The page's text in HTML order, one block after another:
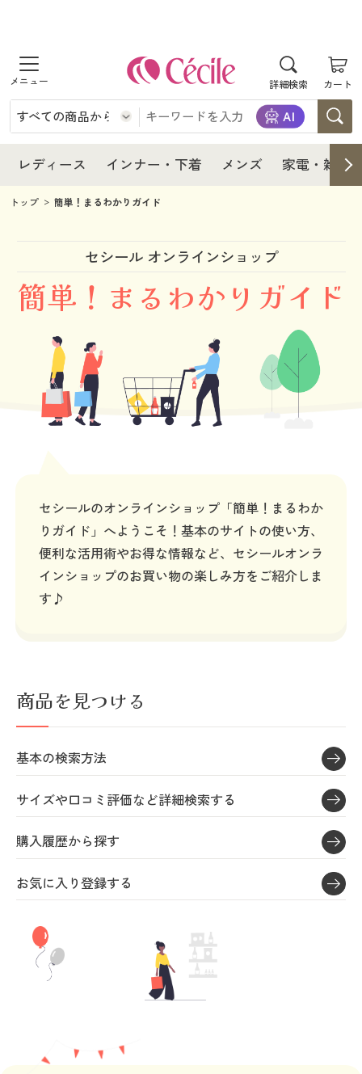
詳細検索 カート
商品を探す
レディース
レディースファッション
インナー・下着
インナー・下着通販すべて
メンズ下着
ジュニア・ティーンズ下着
メンズ
メンズファッション
メンズ下着
家電・雑貨すべて
キッチン・雑貨・日用品
寝具・インテリア・家具
寝具・インテリア・家具通販すべて
家具・収納
寝具・ベッド
美容・健康
美容・健康通販すべて
美容・健康・サプリメント
制服・スクール
制服・スクールすべて
ジュニア・ティーンズ下着
大きいサイズ
大きいサイズ レディース服
大きいサイズ レディース下着
大きいサイズ メンズ
バーゲンセール
シークレットセール
詳細検索
商品カテゴリ一覧
カタログ
カタログ無料プレゼント
会員メニュー
マイページ
閲覧履歴
お気に入り
サポート
ご利用ガイド
レディース インナー・下着 メンズ 家電・雑貨
レディース
レディース通販すべて
レディースファッション
インナー・下着
インナー・下着通販すべて
ジュニア・ティーンズ下着
メンズ
メンズ下着
家電
寝具・インテリア・家具通販すべて
寝具・ベッド
カーテン・ラグ・ファブリック
美容・健康
美容・健康・サプリメント
制服・スクールすべて
制服・学生服
大きいサイズ
大きいサイズ通販すべて
大きいサイズ レディース下着
大きいサイズ メンズ
大きいサイズ 事務・制服
バーゲン
シークレットセール
商品カテゴリ一覧
カタログ
カタログ・チラシからのご注文
会員メニュー
マイページ
閲覧履歴
お気に入り
サポート
よくある質問とお問い合わせ
トップ 簡単！まるわかりガイド
セシール オンラインショップ
簡単！まるわかりガイド
セシールのオンラインショップ「簡単！まるわか
りガイド」へようこそ！ 基本のサイトの使い方、
便利な活用術やお得な情報など、 セシールオンラ
インショップのお買い物の楽しみ方をご紹介しま
す♪
商品を見つける
基本の検索方法
サイズや口コミ評価など詳細検索する
購入履歴から探す
お気に入り登録する